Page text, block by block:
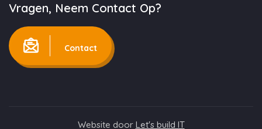
Vragen, Neem Contact Op?
Contact
Website door Let's build IT